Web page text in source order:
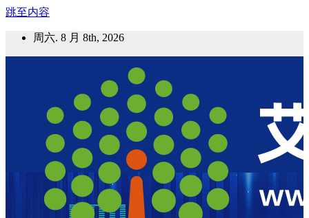
跳至内容
周六. 8 月 8th, 2026